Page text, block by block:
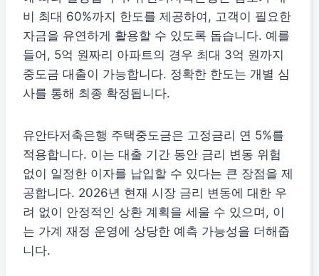
비 최대 60%까지 한도를 제공하여, 고객이 필요한
자금을 유연하게 활용할 수 있도록 돕습니다. 예를
들어, 5억 원짜리 아파트의 경우 최대 3억 원까지
중도금 대출이 가능합니다. 정확한 한도는 개별 심
사를 통해 최종 확정됩니다.
유안타저축은행 주택중도금은 고정금리 연 5%를
적용합니다. 이는 대출 기간 동안 금리 변동 위험
없이 일정한 이자를 납입할 수 있다는 큰 장점을 제
공합니다. 2026년 현재 시장 금리 변동에 대한 우
려 없이 안정적인 상환 계획을 세울 수 있으며, 이
는 가계 재정 운영에 상당한 예측 가능성을 더해줍
니다.